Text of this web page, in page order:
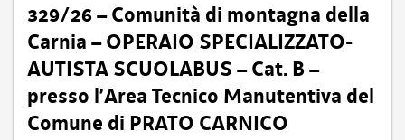
329/26 – Comunità di montagna della
Carnia – OPERAIO SPECIALIZZATO-
AUTISTA SCUOLABUS – Cat. B –
presso l’Area Tecnico Manutentiva del
Comune di PRATO CARNICO